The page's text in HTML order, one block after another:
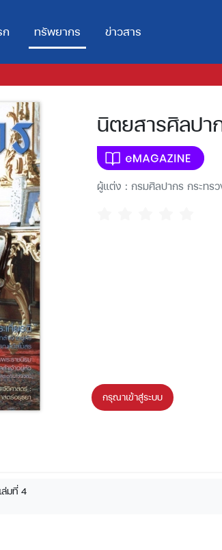
ก ทรัพยากร ข่าวสาร
นิตยสารศิลป
ผู้แต่ง : กรมศิลปากร กระทร
กรุณาเข้าสู่ระบบ
มที่ 4